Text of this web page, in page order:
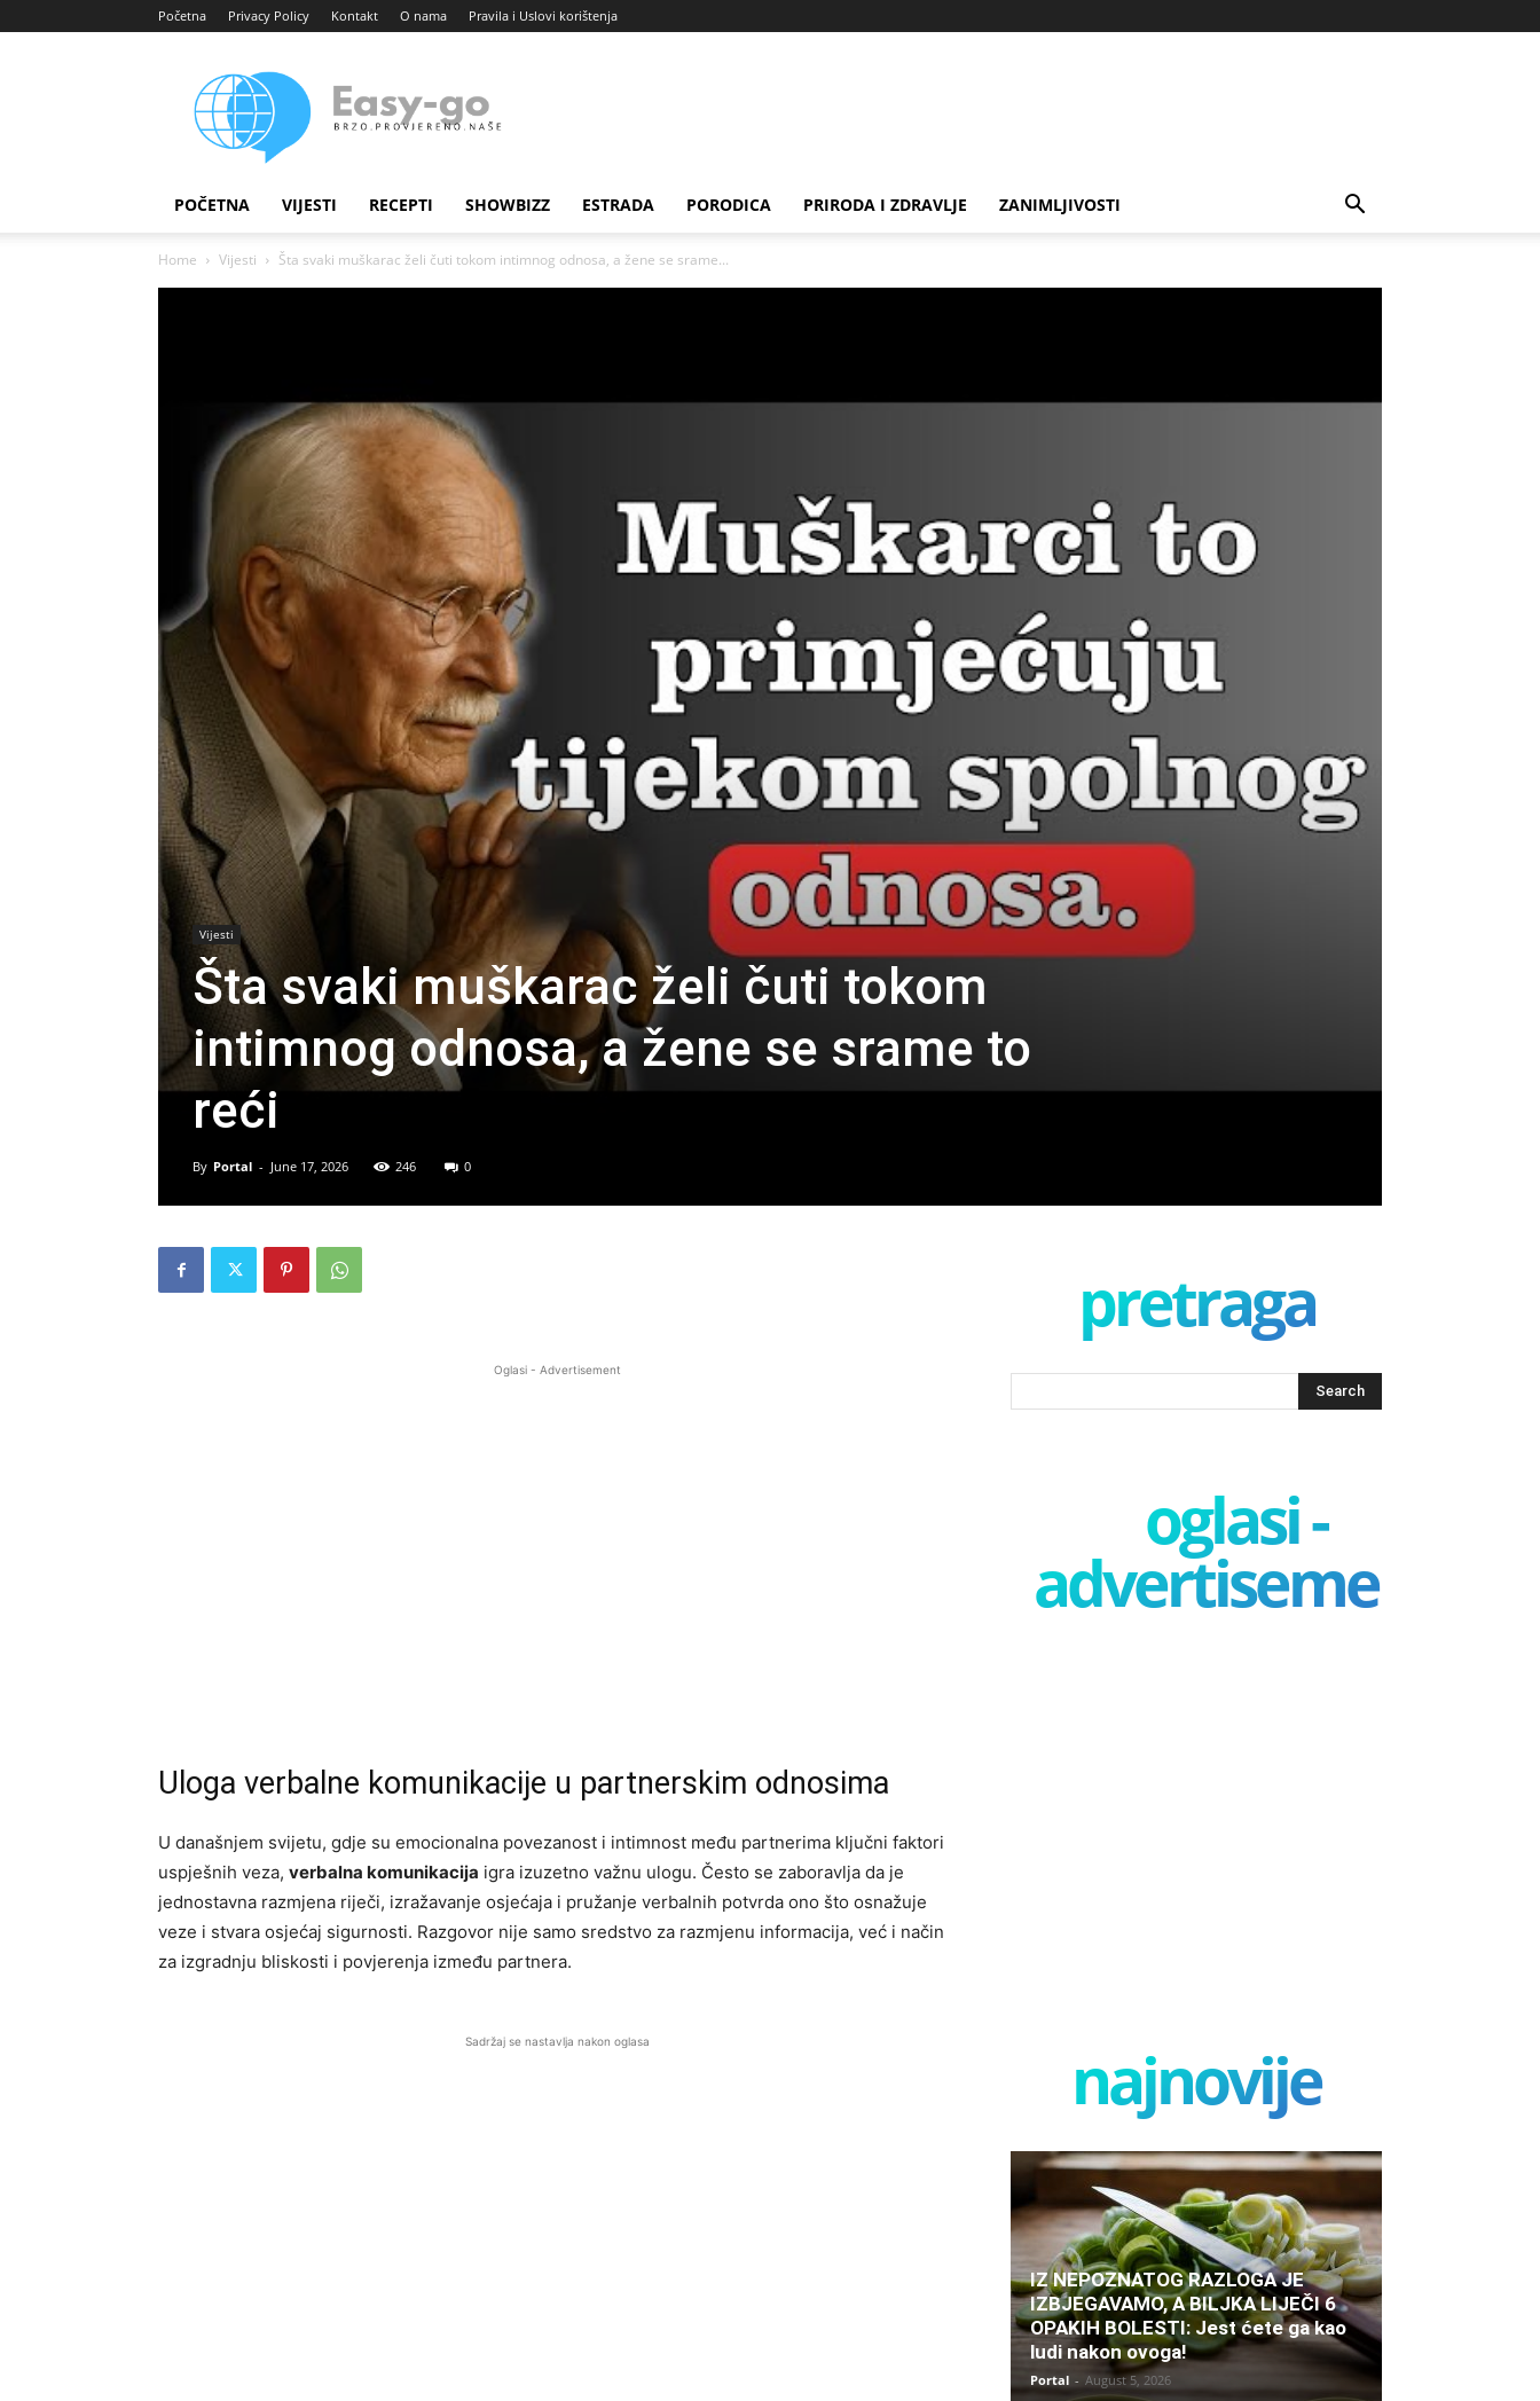
Početna Privacy Policy Kontakt O nama Pravila i Uslovi korištenja
portal
POČETNA VIJESTI RECEPTI SHOWBIZZ ESTRADA PORODICA PRIRODA I ZDRAVLJE ZANIMLJIVOSTI
Home Vijesti Šta svaki muškarac želi čuti tokom intimnog odnosa, a žene se srame...
Vijesti
Šta svaki muškarac želi čuti tokom
intimnog odnosa, a žene se srame to
reći
By Portal - June 17, 2026 246 0
Oglasi - Advertisement
Uloga verbalne komunikacije u partnerskim odnosima
U današnjem svijetu, gdje su emocionalna povezanost i intimnost među partnerima ključni faktori
uspješnih veza, verbalna komunikacija igra izuzetno važnu ulogu. Često se zaboravlja da je
jednostavna razmjena riječi, izražavanje osjećaja i pružanje verbalnih potvrda ono što osnažuje
veze i stvara osjećaj sigurnosti. Razgovor nije samo sredstvo za razmjenu informacija, već i način
za izgradnju bliskosti i povjerenja između partnera.
Sadržaj se nastavlja nakon oglasa
pretraga
oglasi -
advertisement
najnovije
IZ NEPOZNATOG RAZLOGA JE
IZBJEGAVAMO, A BILJKA LIJEČI 6
OPAKIH BOLESTI: Jest ćete ga kao
ludi nakon ovoga!
Portal - August 5, 2026